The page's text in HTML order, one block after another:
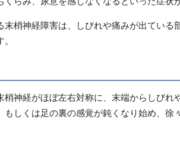
末梢神経障害は、しびれや痛みが出てい
神経がほぼ左右対称に、末端からしびれ
もしくは足の裏の感覚が鈍くなり始め、